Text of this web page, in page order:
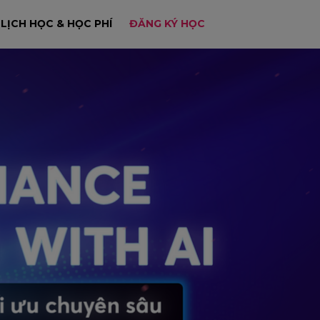
LỊCH HỌC & HỌC PHÍ ĐĂNG KÝ HỌC